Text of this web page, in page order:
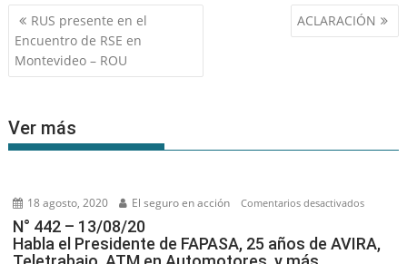
Navegación
de
entradas
RUS presente en el
Encuentro de RSE en
Montevideo – ROU
ACLARACIÓN
Ver más
18 agosto, 2020 El seguro en acción Comentarios desactivadosen
442
N° 442 – 13/08/20
Habla el Presidente de FAPASA, 25 años de AVIRA,